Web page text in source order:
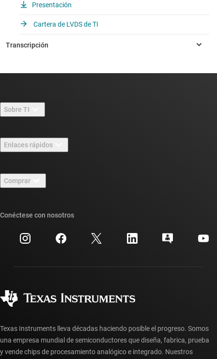
Presentación
Cartera de LVDS de TI
Sobre TI
Carreras laborales
Sala de redacción
Eventos
Relaciones con los inversionistas
Enlaces rápidos
Foros de soporte de diseño de TI E2E™
Búsqueda de referencias cruzadas
Centro de atención al cliente
Preguntas frecuentes sobre la cuenta myTI
Comprar
Preguntas frecuentes sobre pedidos
Conéctese con nosotros
Texas Instruments lleva décadas haciendo posible el progreso. Somos
una empresa mundial de semiconductores que diseña, fabrica, prueba
y vende chips de procesamiento analógico e integrado. Nuestros